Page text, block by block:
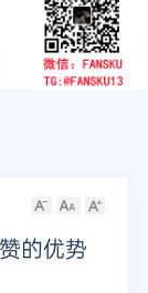
TikTok
YouTube
Twitter
的优势